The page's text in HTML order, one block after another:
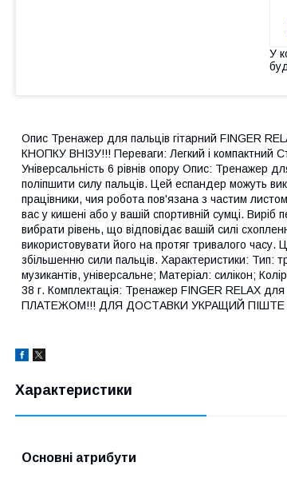
У
Опис Тренажер для пальців гітарний FINGER
КНОПКУ ВНІЗУ!!! Переваги: Легкий і компактний
Універсальність 6 рівнів опору Опис: Тренажер
поліпшити силу пальців. Цей еспандер можуть
працівники, чия робота пов'язана з частим
вас у кишені або у вашій спортивній сумці.
вибрати рівень, що відповідає вашій силі
використовувати його на протяг тривалого
збільшенню сили пальців. Характеристики: Тип:
музикантів, універсальне; Матеріал: силікон;
38 г. Комплектація: Тренажер FINGER
ПЛАТЕЖОМ!!! ДЛЯ ДОСТАВКИ УКРАЩИЙ ПІШТЕ
Характеристики
Основні атрибути